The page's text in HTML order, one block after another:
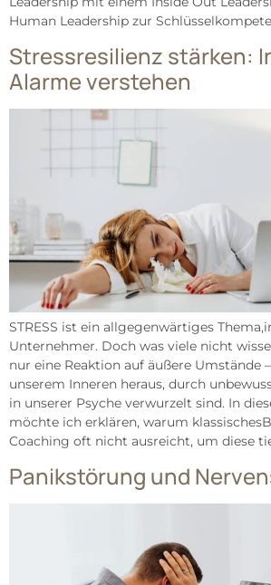
Human Leadership zur
Stressresilienz stärken:
Alarme verstehen
STRESS ist ein allgegenwärtiges
Unternehmer. Doch was viele nicht
nur eine Reaktion auf äußere Umstände
unserem Inneren heraus, durch
in unserer Psyche verwurzelt sind. In
möchte ich erklären, warum
Coaching oft nicht ausreicht, um diese
Panikstörung und